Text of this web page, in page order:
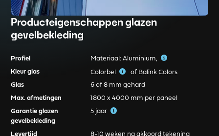
Producteigenschappen glazen
gevelbekleding
Profiel Materiaal: Aluminium,
Kleur glas Colorbel of Balink Colors
Glas 6 of 8 mm gehard
Max. afmetingen 1800 x 4000 mm per paneel
Garantie glazen
gevelbekleding
5 jaar
Levertijd 8-10 weken na akkoord tekening